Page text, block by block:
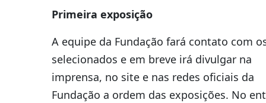
Primeira exposição
A equipe da Fundação fará contato com
selecionados e em breve irá divulgar na
imprensa, no site e nas redes oficiais da
Fundação a ordem das exposições. No